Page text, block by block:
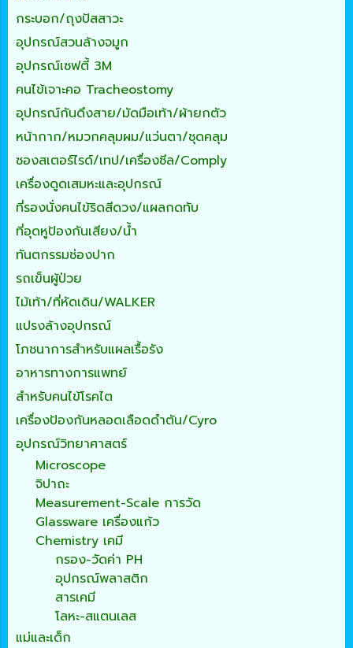
กระบอก/ถุงปัสสาวะ
อุปกรณ์สวนล้างจมูก
อุปกรณ์เซฟตี้ 3M
คนไข้เจาะคอ Tracheostomy
อุปกรณ์กันดึงสาย/มัดมือเท้า/ผ้ายกตัว
หน้ากาก/หมวกคลุมผม/แว่นตา/ชุดคลุม
ซองสเตอร์ไรด์/เทป/เครื่องซีล/Comply
เครื่องดูดเสมหะและอุปกรณ์
ที่รองนั่งคนไข้ริดสีดวง/แผลกดทับ
ที่อุดหูป้องกันเสียง/น้ำ
ทันตกรรมช่องปาก
รถเข็นผู้ป่วย
ไม้เท้า/ที่หัดเดิน/WALKER
แปรงล้างอุปกรณ์
โภชนาการสำหรับแผลเรื้อรัง
อาหารทางการแพทย์
สำหรับคนไข้โรคไต
เครื่องป้องกันหลอดเลือดดำตัน/Cyro
อุปกรณ์วิทยาศาสตร์
Microscope
จิปาถะ
Measurement-Scale การวัด
Glassware เครื่องแก้ว
Chemistry เคมี
กรอง-วัดค่า PH
อุปกรณ์พลาสติก
สารเคมี
โลหะ-สแตนเลส
แม่และเด็ก